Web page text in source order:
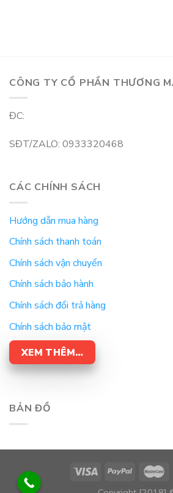
CÔNG TY CỔ PHẦN THƯƠNG
ĐC:
SĐT/ZALO: 0933320468
CÁC CHÍNH SÁCH
Hướng dẫn mua hàng
Chính sách thanh toán
Chính sách vận chuyển
Chính sách bảo hành
Chính sách đổi trả hàng
Chính sách bảo mật
XEM THÊM…
BẢN ĐỒ